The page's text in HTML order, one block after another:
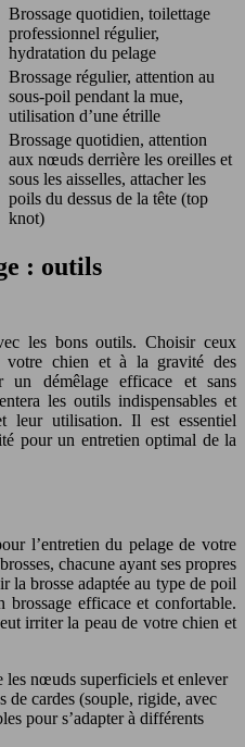
Brossage quotidien, toilettage
professionnel régulier,
hydratation du pelage
Brossage régulier, attention au
sous-poil pendant la mue,
utilisation d’une étrille
Brossage quotidien, attention
aux nœuds derrière les oreilles et
sous les aisselles, attacher les
poils du dessus de la tête (top
knot)
: outils
les bons outils. Choisir ceux
votre chien et à la gravité des
un démêlage efficace et sans
les outils indispensables et
leur utilisation. Il est essentiel
pour un entretien optimal de la
l’entretien du pelage de votre
chacune ayant ses propres
la brosse adaptée au type de poil
efficace et confortable.
irriter la peau de votre chien et
les nœuds superficiels et enlever
de cardes (souple, rigide, avec
pour s’adapter à différents